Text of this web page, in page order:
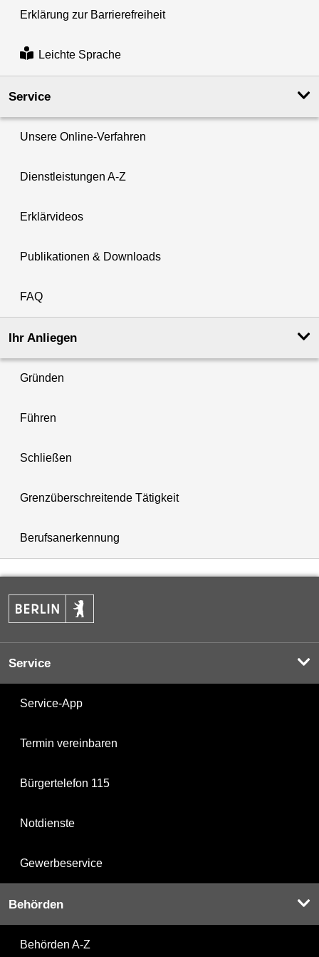
Erklärung zur Barrierefreiheit
Leichte Sprache
Service
Unsere Online-Verfahren
Dienstleistungen A-Z
Erklärvideos
Publikationen & Downloads
FAQ
Ihr Anliegen
Gründen
Führen
Schließen
Grenzüberschreitende Tätigkeit
Berufsanerkennung
Service
Service-App
Termin vereinbaren
Bürgertelefon 115
Notdienste
Gewerbeservice
Behörden
Behörden A-Z